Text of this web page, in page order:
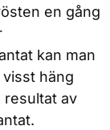
en gång
kan man
häng
resultat av